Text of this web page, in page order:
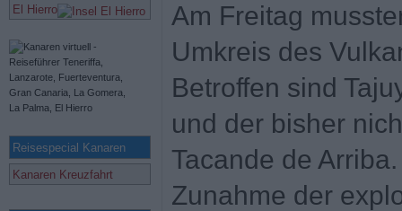
El Hierro
Reisespecial Kanaren
Kanaren Kreuzfahrt
Am Freitag
Umkreis des
Betroffen sind
und der bisher
Tacande de
Zunahme der